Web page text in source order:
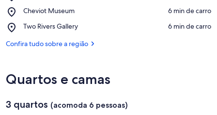
Library
Cheviot Museum
Place,
Museum
‪6 min de carro‬
Two Rivers Gallery
Place,
Rivers
‪6 min de carro‬
Confira tudo sobre a região
Quartos e camas
3 quartos (acomoda 6 pessoas)